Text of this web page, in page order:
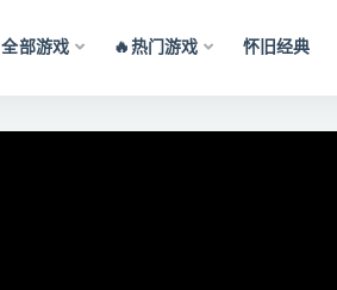
全部游戏 🔥热门游戏 怀旧经典